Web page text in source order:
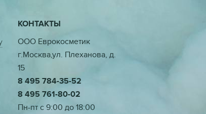
КОНТАКТЫ
ООО Еврокосметик
г.Москва,ул. Плеханова, д.
15
8 495 784-35-52
8 495 761-80-02
Пн-пт с 9:00 до 18:00